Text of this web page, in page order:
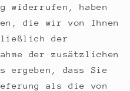
widerrufen, haben
die wir von Ihnen
der
der zusätzlichen
ergeben, dass Sie
als die von